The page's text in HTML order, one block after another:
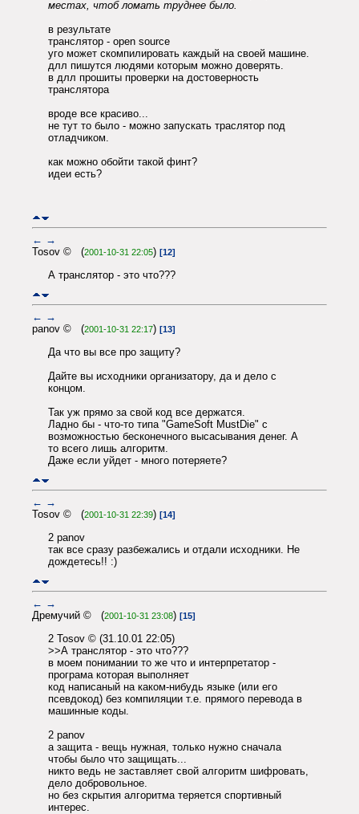
местах, чтоб ломать труднее было.
в результате
транслятор - open source
уго может скомпилировать каждый на своей машине.
длл пишутся людями которым можно доверять.
в длл прошиты проверки на достоверность
транслятора
вроде все красиво...
не тут то было - можно запускать траслятор под
отладчиком.
как можно обойти такой финт?
идеи есть?
← →
Tosov © (2001-10-31 22:05) [12]
А транслятор - это что???
← →
panov © (2001-10-31 22:17) [13]
Да что вы все про защиту?
Дайте вы исходники организатору, да и дело с
концом.
Так уж прямо за свой код все держатся.
Ладно бы - что-то типа "GameSoft MustDie" с
возможностью бесконечного высасывания денег. А
то всего лишь алгоритм.
Даже если уйдет - много потеряете?
← →
Tosov © (2001-10-31 22:39) [14]
2 panov
так все сразу разбежались и отдали исходники. Не
дождетесь!! :)
← →
Дремучий © (2001-10-31 23:08) [15]
2 Tosov © (31.10.01 22:05)
>>А транслятор - это что???
в моем понимании то же что и интерпретатор -
програма которая выполняет
код написаный на каком-нибудь языке (или его
псевдокод) без компиляции т.е. прямого перевода в
машинные коды.
2 panov
а защита - вещь нужная, только нужно сначала
чтобы было что защищать...
никто ведь не заставляет свой алгоритм шифровать,
дело добровольное.
но без скрытия алгоритма теряется спортивный
интерес.